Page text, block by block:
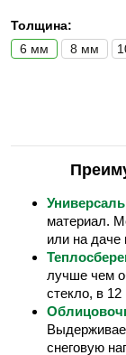
Толщина:
6 мм
8 мм
материал.
или на даче
лучше чем
стекло, в
снеговую